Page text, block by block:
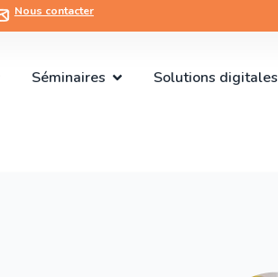
Nous contacter
Séminaires Solutions digitales